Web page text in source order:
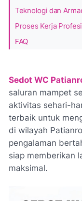
Teknologi dan
Proses Kerja
FAQ
Sedot WC
saluran mampet
aktivitas sehari-
terbaik untuk
di wilayah
pengalaman
siap memberikan
maksimal.